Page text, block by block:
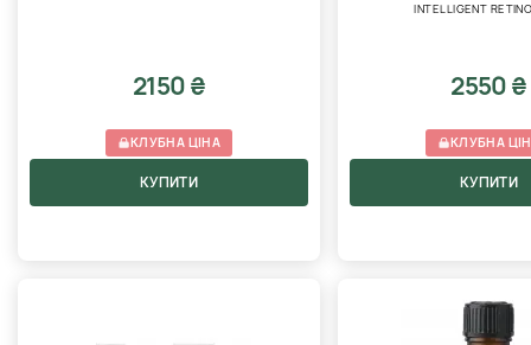
2150 ₴
КЛУБНА ЦІНА
КУПИТИ
INTELLIGENT
2550 ₴
КЛУБНА
КУПИТИ